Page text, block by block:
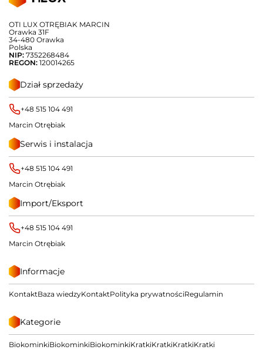
OTI LUX OTRĘBIAK MARCIN
Orawka 31F
34-480 Orawka
Polska
NIP: 7352268484
REGON: 120014265
Dział sprzedaży
+48 515 104 491
Marcin Otrębiak
Serwis i instalacja
+48 515 104 491
Marcin Otrębiak
Import/Eksport
+48 515 104 491
Marcin Otrębiak
Informacje
KontaktBaza wiedzyKontaktPolityka prywatnościRegulamin
Kategorie
BiokominkiBiokominkiBiokominkiKratkiKratkiKratkiKratki